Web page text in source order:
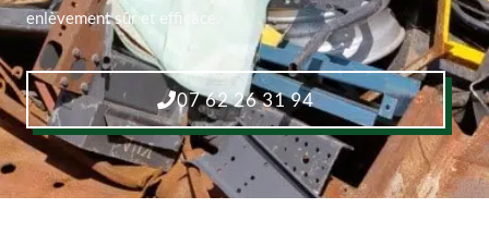
enlèvement sûr et efficace.
07 62 26 31 94